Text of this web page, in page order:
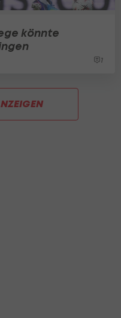
könnte
1